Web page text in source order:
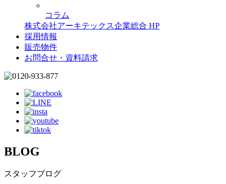
コラム
株式会社アーキテックス企業総合 HP
採用情報
販売物件
お問合せ・資料請求
BLOG
スタッフブログ